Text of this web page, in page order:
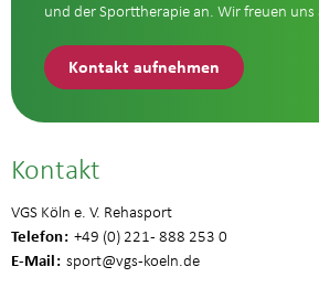
und der Sporttherapie an. Wir freuen uns
Kontakt aufnehmen
Kontakt
VGS Köln e. V. Rehasport
Telefon +49 (0) 221 - 888 253 0
E-Mail sport@vgs-koeln.de